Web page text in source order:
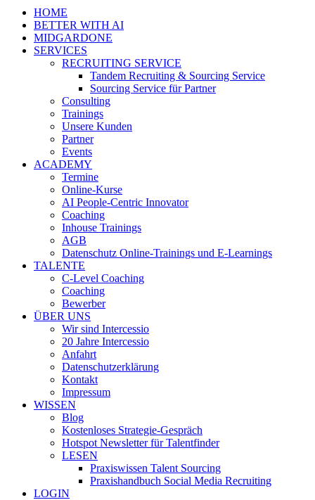
HOME
BETTER WITH AI
MIDGARDONE
SERVICES
RECRUITING SERVICE
Tandem Recruiting & Sourcing Service
Sourcing Service für Partner
Consulting
Trainings
Unsere Kunden
Partner
Events
ACADEMY
Termine
Online-Kurse
AI People-Centric Innovator
Coaching
Inhouse Trainings
AGB
Datenschutz Online-Trainings und E-Learnings
TALENTE
C-Level Coaching
Coaching
Bewerber
ÜBER UNS
Wir sind Intercessio
20 Jahre Intercessio
Anfahrt
Datenschutzerklärung
Kontakt
Impressum
WISSEN
Blog
Kostenloses Strategie-Gespräch
Hotspot Newsletter für Talentfinder
LESEN
Praxiswissen Talent Sourcing
Praxishandbuch Social Media Recruiting
LOGIN